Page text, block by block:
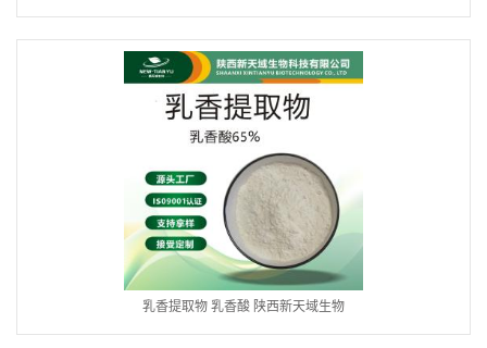
乳香提取物 乳香酸 陕西新天域生物